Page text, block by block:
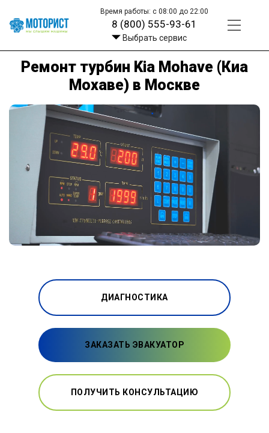
Время работы: с 08:00 до 22:00
8 (800) 555-93-61
Выбрать сервис
Ремонт турбин Kia Mohave (Киа
Мохаве) в Москве
ДИАГНОСТИКА
ЗАКАЗАТЬ ЭВАКУАТОР
ПОЛУЧИТЬ КОНСУЛЬТАЦИЮ